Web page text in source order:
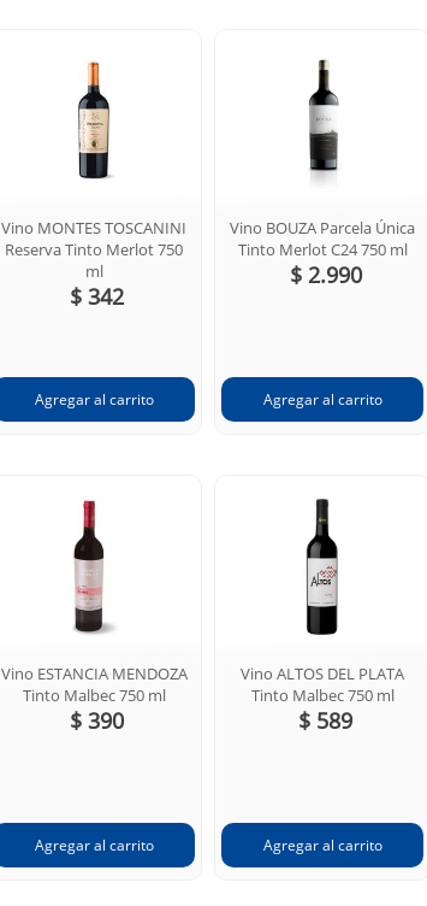
Vino MONTES TOSCANINI
Reserva Tinto Merlot 750
ml
$ 342
Vino BOUZA Parcela Única
Tinto Merlot C24 750 ml
$ 2.990
Vino ESTANCIA MENDOZA
Tinto Malbec 750 ml
$ 390
Vino ALTOS DEL PLATA
Tinto Malbec 750 ml
$ 589